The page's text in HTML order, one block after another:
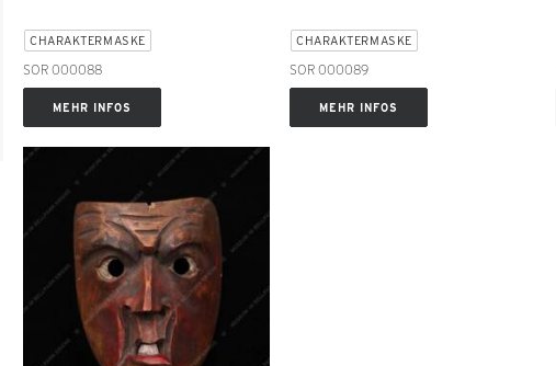
CHARAKTERMASKE
SOR 000088
MEHR INFOS
CHARAKTERMASKE
SOR 000089
MEHR INFOS